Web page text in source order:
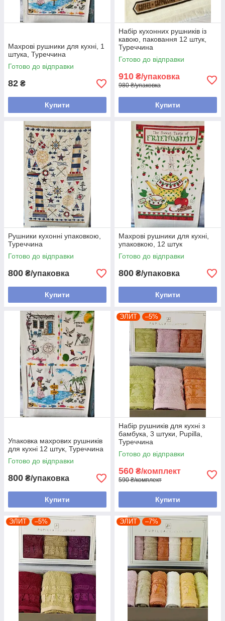
Махрові рушники для кухні, 1
штука, Туреччина
Готово до відправки
82 ₴
Купити
Набір кухонних рушників із
кавою, паковання 12 штук,
Туреччина
Готово до відправки
910 ₴/упаковка
980 ₴/упаковка
Купити
Рушники кухонні упаковкою,
Туреччина
Готово до відправки
800 ₴/упаковка
Купити
Махрові рушники для кухні,
упаковкою, 12 штук
Готово до відправки
800 ₴/упаковка
Купити
Упаковка махрових рушників
для кухні 12 штук, Туреччина
Готово до відправки
800 ₴/упаковка
Купити
ЭЛИТ –5%
Набір рушників для кухні з
бамбука, 3 штуки, Pupilla,
Туреччина
Готово до відправки
560 ₴/комплект
590 ₴/комплект
Купити
ЭЛИТ –5% ЭЛИТ –7%